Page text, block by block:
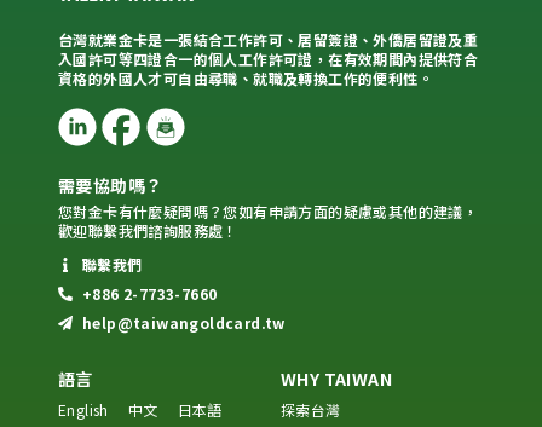
台灣就業金卡是一張結合工作許可、居留簽證、外僑居留證及重
入國許可等四證合一的個人工作許可證，在有效期間內提供符合
資格的外國人才可自由尋職、就職及轉換工作的便利性。
需要協助嗎？
您對金卡有什麼疑問嗎？您如有申請方面的疑慮或其他的建議，
歡迎聯繫我們諮詢服務處！
聯繫我們
+886 2-7733-7660
help@taiwangoldcard.tw
語言
English 中文 日本語
WHY TAIWAN
探索台灣